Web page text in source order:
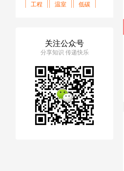
工程
温室
低碳
中和
设计
线路
足迹
新型
2025年
产业
计算
关注公众号
分享知识 传递快乐
输变电工程创优管
理中容易发生的问
题